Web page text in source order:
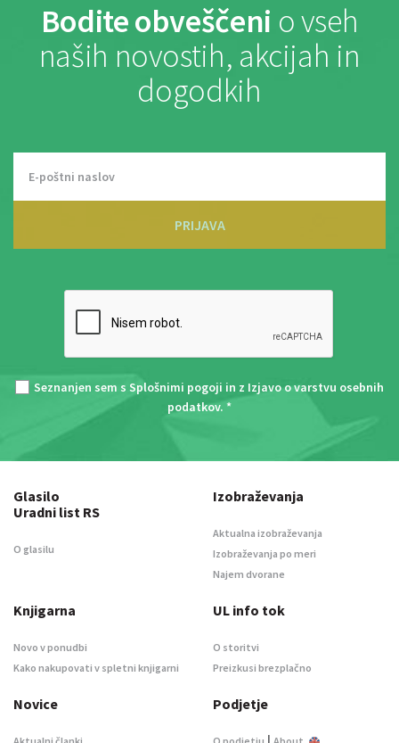
Bodite obveščeni o vseh
naših novostih, akcijah in
dogodkih
PRIJAVA
Seznanjen sem s Splošnimi pogoji in z Izjavo o varstvu osebnih
podatkov. *
Glasilo
Uradni list RS
O glasilu
Izobraževanja
Aktualna izobraževanja
Izobraževanja po meri
Najem dvorane
Knjigarna
Novo v ponudbi
Kako nakupovati v spletni knjigarni
UL info tok
O storitvi
Preizkusi brezplačno
Novice Podjetje